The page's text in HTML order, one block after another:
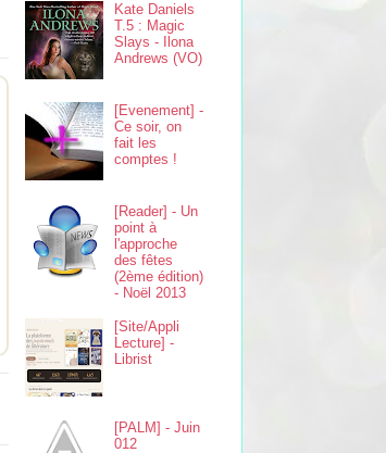
Kate Daniels
T.5 : Magic
Slays - Ilona
Andrews (VO)
[Evenement] -
Ce soir, on
fait les
comptes !
[Reader] - Un
point à
l'approche
des fêtes
(2ème édition)
- Noël 2013
[Site/Appli
Lecture] -
Librist
[PALM] - Juin
012